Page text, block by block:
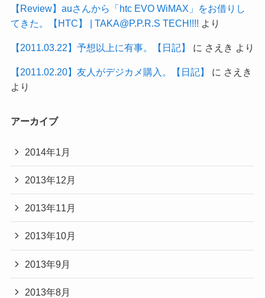
【Review】auさんから「htc EVO WiMAX」をお借りし
てきた。【HTC】 | TAKA@P.P.R.S TECH!!!! より
【2011.03.22】予想以上に有事。【日記】 に さえき より
【2011.02.20】友人がデジカメ購入。【日記】 に さえき
より
アーカイブ
2014年1月
2013年12月
2013年11月
2013年10月
2013年9月
2013年8月